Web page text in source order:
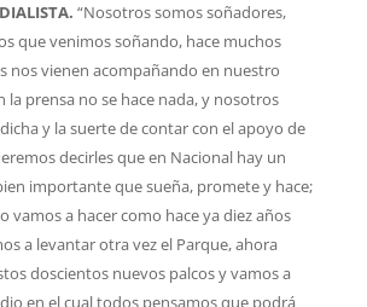
“Nosotros somos soñadores,
que venimos soñando, hace muchos
nos vienen acompañando en nuestro
la prensa no se hace nada, y nosotros
y la suerte de contar con el apoyo de
decirles que en Nacional hay un
importante que sueña, promete y hace;
vamos a hacer como hace ya diez años
a levantar otra vez el Parque, ahora
doscientos nuevos palcos y vamos a
en el cual todos pensamos que podrá